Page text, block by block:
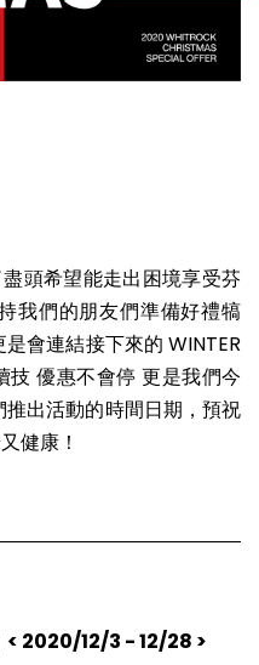
頭希望能走出困境享受芬
我們的朋友們準備好禮犒
會連結接下來的 WINTER
技 優惠不會停 更是我們今
出活動的時間日期，預祝
健康！
< 2020/12/3 - 12/28 >